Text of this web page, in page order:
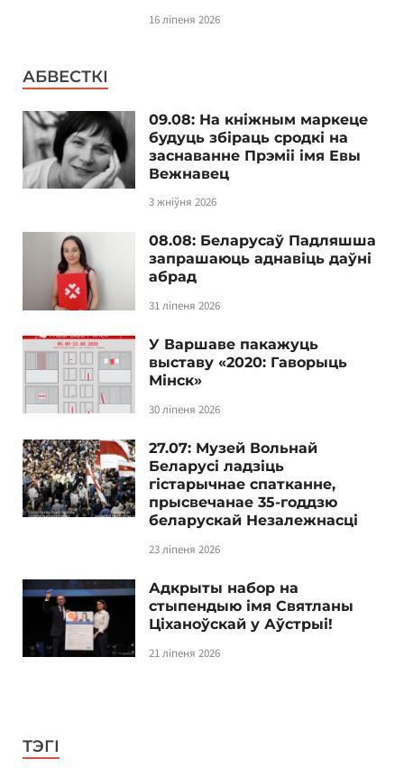
16 ліпеня 2026
АБВЕСТКІ
09.08: На кніжным маркеце
будуць збіраць сродкі на
заснаванне Прэміі імя Евы
Вежнавец
3 жніўня 2026
08.08: Беларусаў Падляшша
запрашаюць аднавіць даўні
абрад
31 ліпеня 2026
У Варшаве пакажуць
выставу «2020: Гаворыць
Мінск»
30 ліпеня 2026
27.07: Музей Вольнай
Беларусі ладзіць
гістарычнае спатканне,
прысвечанае 35-годдзю
беларускай Незалежнасці
23 ліпеня 2026
Адкрыты набор на
стыпендыю імя Святланы
Ціханоўскай у Аўстрыі!
21 ліпеня 2026
ТЭГІ